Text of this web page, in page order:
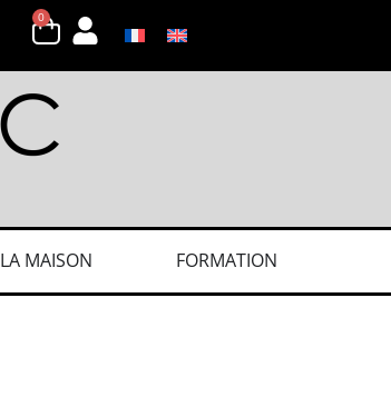
0
LA MAISON FORMATION